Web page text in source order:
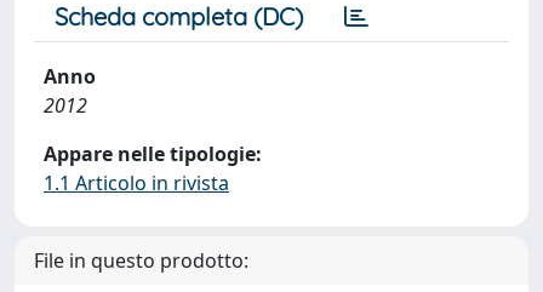
Scheda completa (DC)
Anno
2012
Appare nelle tipologie:
1.1 Articolo in rivista
File in questo prodotto: